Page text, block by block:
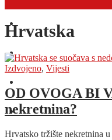
Projekti
Intervjui
Hrvatska
Izdvojeno, Vijesti
OD OVOGA BI
nekretnina?
Hrvatsko tržište nekretnina